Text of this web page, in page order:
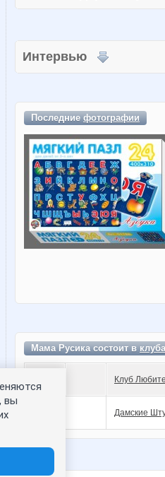
Интервью
Последниефотографии
Мама Русика состоит в
Клуб
Дамские
вы